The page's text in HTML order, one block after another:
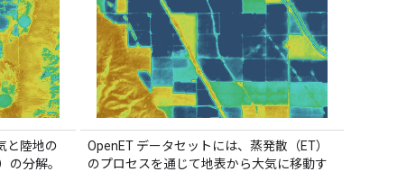
と陸地の
の分解。
OpenET データセットには、蒸発散（ET）
のプロセスを通じて地表から大気に移動す